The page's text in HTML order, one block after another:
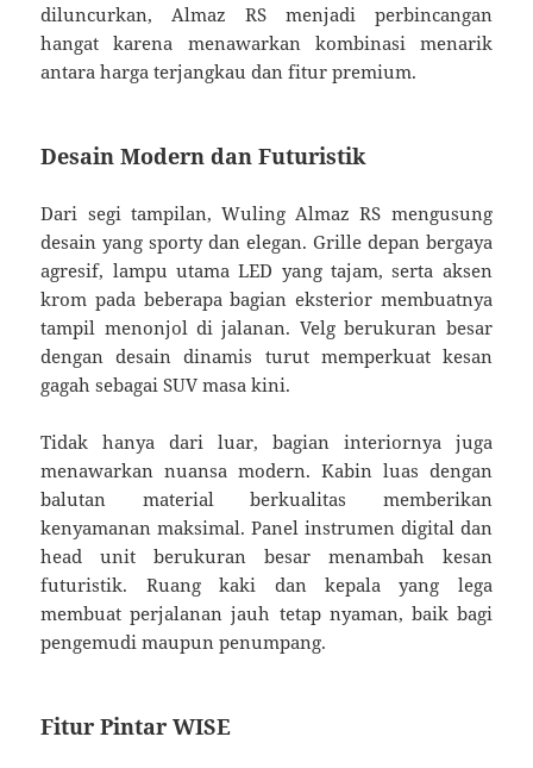
diluncurkan, Almaz RS menjadi perbincangan
hangat karena menawarkan kombinasi menarik
antara harga terjangkau dan fitur premium.
Desain Modern dan Futuristik
Dari segi tampilan, Wuling Almaz RS mengusung
desain yang sporty dan elegan. Grille depan bergaya
agresif, lampu utama LED yang tajam, serta aksen
krom pada beberapa bagian eksterior membuatnya
tampil menonjol di jalanan. Velg berukuran besar
dengan desain dinamis turut memperkuat kesan
gagah sebagai SUV masa kini.
Tidak hanya dari luar, bagian interiornya juga
menawarkan nuansa modern. Kabin luas dengan
balutan material berkualitas memberikan
kenyamanan maksimal. Panel instrumen digital dan
head unit berukuran besar menambah kesan
futuristik. Ruang kaki dan kepala yang lega
membuat perjalanan jauh tetap nyaman, baik bagi
pengemudi maupun penumpang.
Fitur Pintar WISE